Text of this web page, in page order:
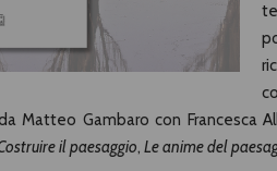
Matteo Gambaro con Francesca
il paesaggio, Le anime del